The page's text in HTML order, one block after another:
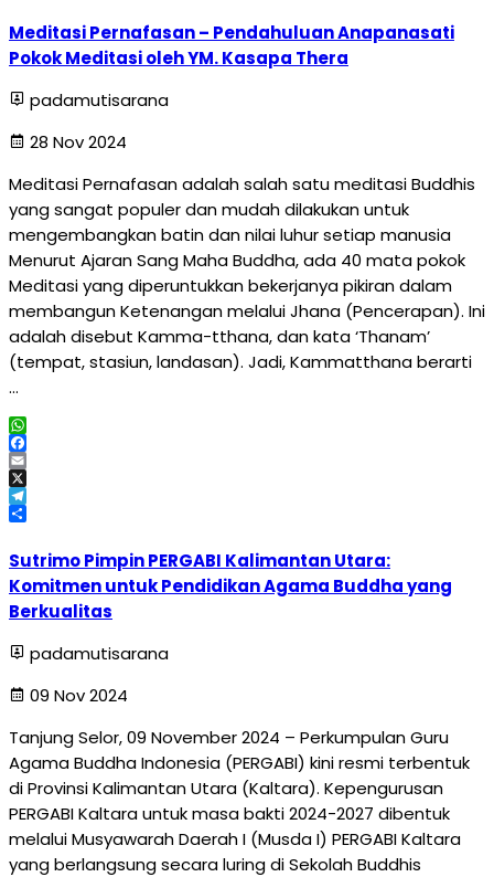
Meditasi Pernafasan – Pendahuluan Anapanasati
Pokok Meditasi oleh YM. Kasapa Thera
padamutisarana
28 Nov 2024
Meditasi Pernafasan adalah salah satu meditasi Buddhis
yang sangat populer dan mudah dilakukan untuk
mengembangkan batin dan nilai luhur setiap manusia
Menurut Ajaran Sang Maha Buddha, ada 40 mata pokok
Meditasi yang diperuntukkan bekerjanya pikiran dalam
membangun Ketenangan melalui Jhana (Pencerapan). Ini
adalah disebut Kamma-tthana, dan kata ‘Thanam’
(tempat, stasiun, landasan). Jadi, Kammatthana berarti
…
WhatsApp
Facebook
Email
X
Telegram
Sutrimo Pimpin PERGABI Kalimantan Utara:
Komitmen untuk Pendidikan Agama Buddha yang
Berkualitas
padamutisarana
09 Nov 2024
Tanjung Selor, 09 November 2024 – Perkumpulan Guru
Agama Buddha Indonesia (PERGABI) kini resmi terbentuk
di Provinsi Kalimantan Utara (Kaltara). Kepengurusan
PERGABI Kaltara untuk masa bakti 2024-2027 dibentuk
melalui Musyawarah Daerah I (Musda I) PERGABI Kaltara
yang berlangsung secara luring di Sekolah Buddhis